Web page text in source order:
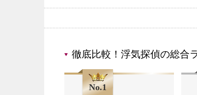
徹底比較！浮気探偵の総合
No.1